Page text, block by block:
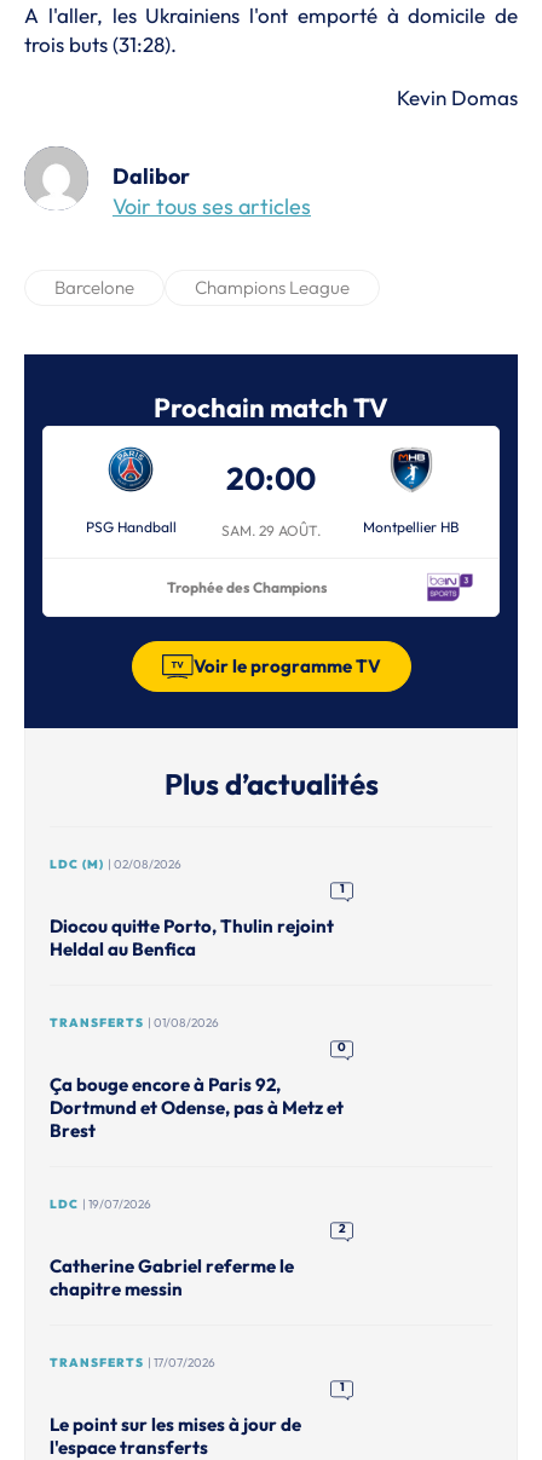
A l'aller, les Ukrainiens l'ont emporté à domicile de
trois buts (31:28).
Kevin Domas
Dalibor
Voir tous ses articles
Barcelone Champions League
Prochain match TV
PSG Handball
20:00
SAM. 29 AOÛT. Montpellier HB
Trophée des Champions
Voir le programme TV
Plus d’actualités
LDC (M) | 02/08/2026
1
Diocou quitte Porto, Thulin rejoint
Heldal au Benfica
TRANSFERTS | 01/08/2026
0
Ça bouge encore à Paris 92,
Dortmund et Odense, pas à Metz et
Brest
LDC | 19/07/2026
2
Catherine Gabriel referme le
chapitre messin
TRANSFERTS | 17/07/2026
1
Le point sur les mises à jour de
l'espace transferts